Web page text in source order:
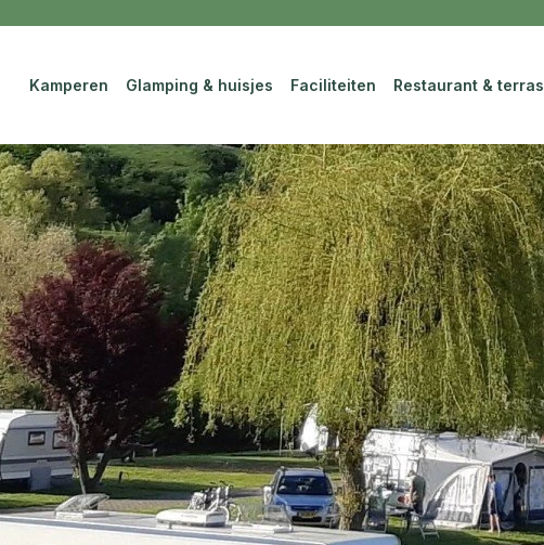
Kamperen Glamping & huisjes Faciliteiten Restaurant & terras